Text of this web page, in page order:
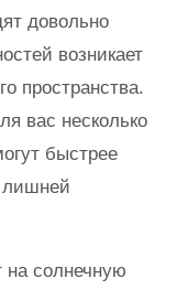
довольно
возникает
пространства.
вас несколько
быстрее
лишней
солнечную